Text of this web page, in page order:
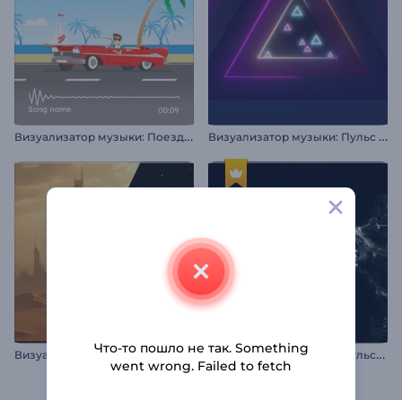
В
изуализатор музыки: Поездка на авто В
изуализатор музыки: Пульс неоновых фигур
В
изуализатор звука "Загадочное эхо" В
изуализатор музыки: Пульсирующие частицы
Что-то пошло не так. Something
went wrong. Failed to fetch